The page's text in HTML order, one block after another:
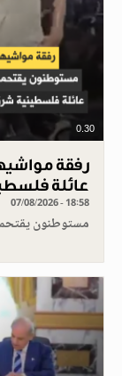
0.30
رفقة
عائلة
07/08/2026 - 18:58
مستوطنون